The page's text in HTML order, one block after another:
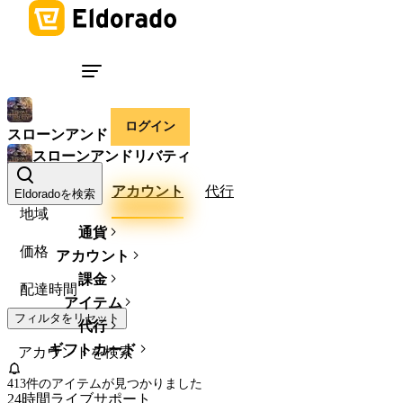
ログイン
Eldoradoを検索
通貨
アカウント
課金
アイテム
代行
ギフトカード
24時間ライブサポート
スローンアンドリバティ
スローンアンドリバティ
ルーセント アカウント
代行
地域
価格
配達時間
フィルタをリセット
413件のアイテムが見つかりました